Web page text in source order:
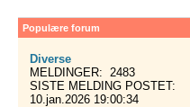
Populære forum
Diverse
MELDINGER: 2483
SISTE MELDING POSTET:
10.jan.2026 19:00:34